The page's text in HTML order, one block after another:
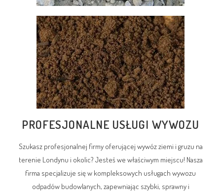
PROFESJONALNE USŁUGI WYWOZU
Szukasz profesjonalnej firmy oferującej wywóz ziemi i gruzu na
terenie Londynu i okolic? Jesteś we właściwym miejscu! Nasza
firma specjalizuje się w kompleksowych usługach wywozu
odpadów budowlanych, zapewniając szybki, sprawny i